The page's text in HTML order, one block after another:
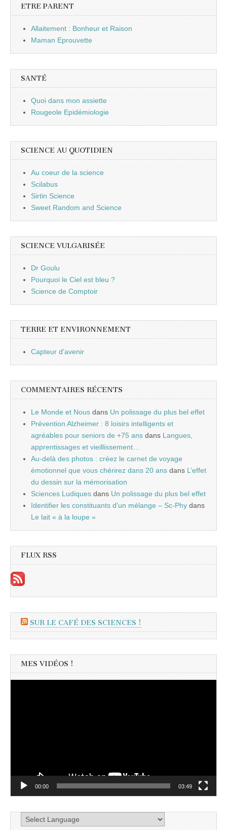
ETRE PARENT
Allaitement : Bonheur et Raison
Maman Eprouvette
SANTÉ
Quoi dans mon assiette
Rougeole Epidémiologie
SCIENCE AU QUOTIDIEN
Au coeur de la science
Scilabus
Sirtin Science
Sweet Random and Science
SCIENCE VULGARISÉE
Dr Goulu
Pourquoi le Ciel est bleu ?
Science de Comptoir
TERRE ET ENVIRONNEMENT
Capteur d'avenir
COMMENTAIRES RÉCENTS
Le Monde et Nous dans Un polissage du plus bel effet
Prévention Alzheimer : 8 loisirs intelligents et
agréables pour seniors de +75 ans dans Langues,
apprentissages et vieillissement…
Au-delà des photos : créez le carnet de voyage
émotionnel que vous chérirez dans 20 ans dans L’effet
du dessin sur la mémorisation
Sciences Ludiques dans Un polissage du plus bel effet
Identifier les constituants d’un mélange – Sc-Phy dans
Le lait « à la loupe »
FLUX RSS
SUR LE CAFÉ DES SCIENCES !
MES VIDÉOS !
00:00 03:49